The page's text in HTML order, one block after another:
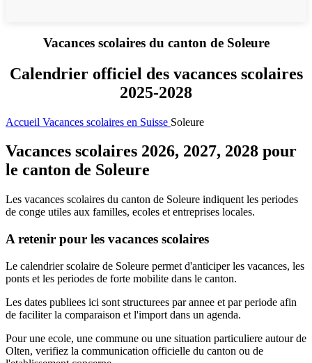
Vacances scolaires du canton de Soleure
Calendrier officiel des vacances scolaires
2025-2028
Accueil Vacances scolaires en Suisse Soleure
Vacances scolaires 2026, 2027, 2028 pour
le canton de Soleure
Les vacances scolaires du canton de Soleure indiquent les periodes
de conge utiles aux familles, ecoles et entreprises locales.
A retenir pour les vacances scolaires
Le calendrier scolaire de Soleure permet d'anticiper les vacances, les
ponts et les periodes de forte mobilite dans le canton.
Les dates publiees ici sont structurees par annee et par periode afin
de faciliter la comparaison et l'import dans un agenda.
Pour une ecole, une commune ou une situation particuliere autour de
Olten, verifiez la communication officielle du canton ou de